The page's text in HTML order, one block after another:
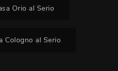
Orio al Serio
Cologno al Serio